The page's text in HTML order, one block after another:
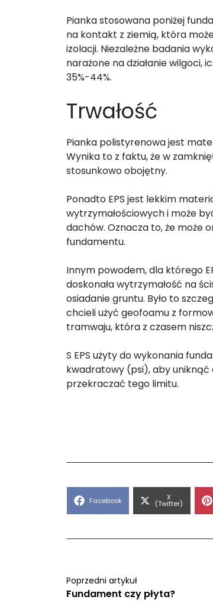
Pianka stosowana poniżej
na kontakt z ziemią, która
izolacji. Niezależne badania
narażone na działanie wilgoci,
35%-44%.
Trwałość
Pianka polistyrenowa jest
Wynika to z faktu, że w
stosunkowo obojętny.
Ponadto EPS jest lekkim
wytrzymałościowych i może
dachów. Oznacza to, że może
fundamentu.
Innym powodem, dla którego
doskonała wytrzymałość na
osiadanie gruntu. Było to
chcieli użyć geofoamu z
tramwaju, która z czasem
S EPS użyty do wykonania
kwadratowy (psi), aby uniknąć
przekraczać tego limitu.
Share
Facebook Share
on
X
(Twitter)
Poprzedni artykuł
Fundament czy płyta?